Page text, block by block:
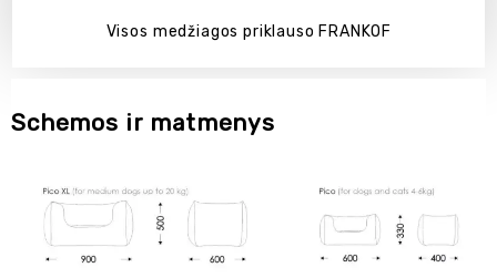
Visos medžiagos priklauso FRANKOF
Schemos ir matmenys